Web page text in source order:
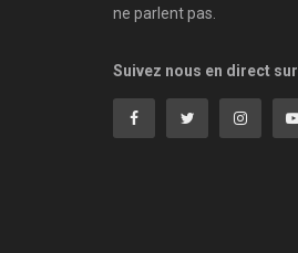
ne parlent pas.
Suivez nous en direct